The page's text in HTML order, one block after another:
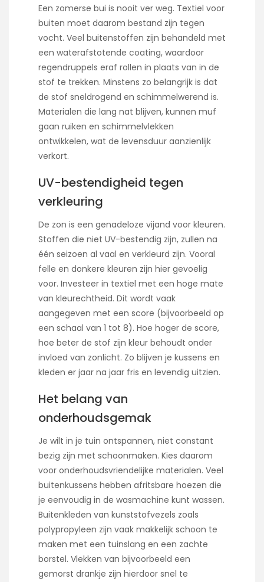
Een zomerse bui is nooit ver weg. Textiel voor
buiten moet daarom bestand zijn tegen
vocht. Veel buitenstoffen zijn behandeld met
een waterafstotende coating, waardoor
regendruppels eraf rollen in plaats van in de
stof te trekken. Minstens zo belangrijk is dat
de stof sneldrogend en schimmelwerend is.
Materialen die lang nat blijven, kunnen muf
gaan ruiken en schimmelvlekken
ontwikkelen, wat de levensduur aanzienlijk
verkort.
UV-bestendigheid tegen
verkleuring
De zon is een genadeloze vijand voor kleuren.
Stoffen die niet UV-bestendig zijn, zullen na
één seizoen al vaal en verkleurd zijn. Vooral
felle en donkere kleuren zijn hier gevoelig
voor. Investeer in textiel met een hoge mate
van kleurechtheid. Dit wordt vaak
aangegeven met een score (bijvoorbeeld op
een schaal van 1 tot 8). Hoe hoger de score,
hoe beter de stof zijn kleur behoudt onder
invloed van zonlicht. Zo blijven je kussens en
kleden er jaar na jaar fris en levendig uitzien.
Het belang van
onderhoudsgemak
Je wilt in je tuin ontspannen, niet constant
bezig zijn met schoonmaken. Kies daarom
voor onderhoudsvriendelijke materialen. Veel
buitenkussens hebben afritsbare hoezen die
je eenvoudig in de wasmachine kunt wassen.
Buitenkleden van kunststofvezels zoals
polypropyleen zijn vaak makkelijk schoon te
maken met een tuinslang en een zachte
borstel. Vlekken van bijvoorbeeld een
gemorst drankje zijn hierdoor snel te